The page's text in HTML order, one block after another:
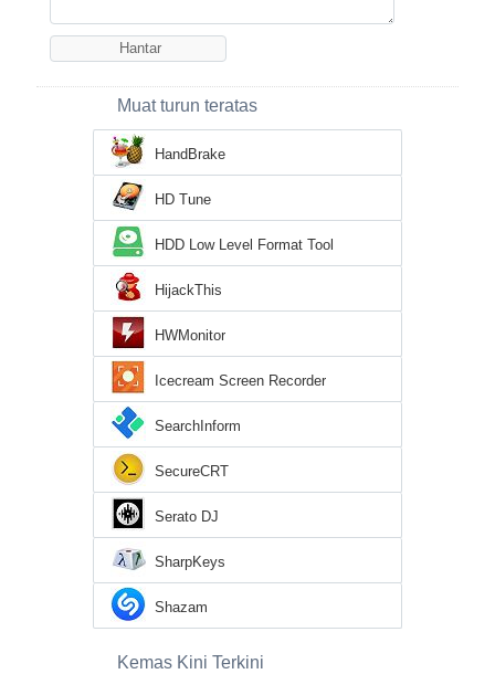
Muat turun teratas
HandBrake
HD Tune
HDD Low Level Format Tool
HijackThis
HWMonitor
Icecream Screen Recorder
SearchInform
SecureCRT
Serato DJ
SharpKeys
Shazam
Kemas Kini Terkini